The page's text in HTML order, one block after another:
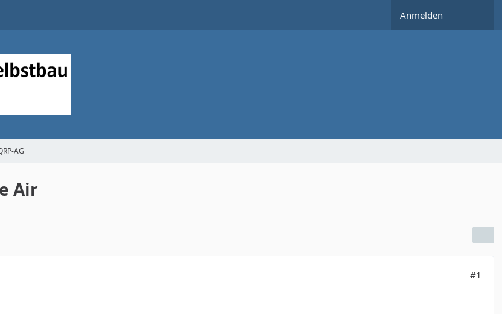
Anmelden
AG
Air
#1